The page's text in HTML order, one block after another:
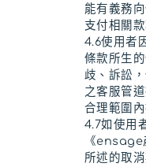
能有義務
支付相關款
4.6使用者
條款所生
歧、訴訟
之客服管
合理範圍
4.7如使用
《ensage
所述的取